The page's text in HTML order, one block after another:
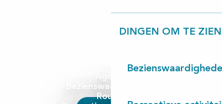
DINGEN OM TE
Bezienswaardigheden
Routes